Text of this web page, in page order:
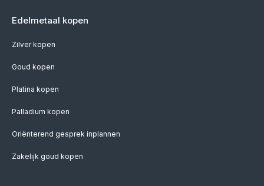
Edelmetaal kopen
Zilver kopen
Goud kopen
Platina kopen
Palladium kopen
Oriënterend gesprek inplannen
Zakelijk goud kopen